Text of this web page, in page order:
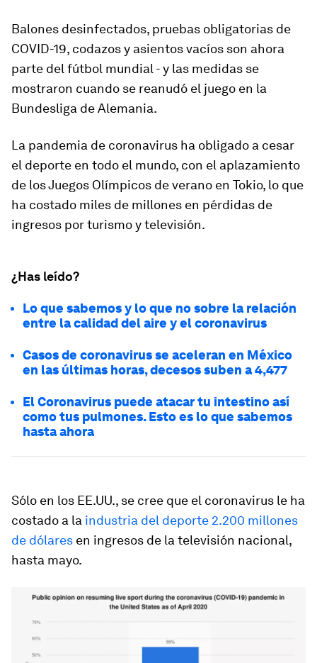
Balones desinfectados, pruebas obligatorias de
COVID-19, codazos y asientos vacíos son ahora
parte del fútbol mundial - y las medidas se
mostraron cuando se reanudó el juego en la
Bundesliga de Alemania.
La pandemia de coronavirus ha obligado a cesar
el deporte en todo el mundo, con el aplazamiento
de los Juegos Olímpicos de verano en Tokio, lo que
ha costado miles de millones en pérdidas de
ingresos por turismo y televisión.
¿Has leído?
Lo que sabemos y lo que no sobre la relación
entre la calidad del aire y el coronavirus
Casos de coronavirus se aceleran en México
en las últimas horas, decesos suben a 4,477
El Coronavirus puede atacar tu intestino así
como tus pulmones. Esto es lo que sabemos
hasta ahora
Sólo en los EE.UU., se cree que el coronavirus le ha
costado a la industria del deporte 2.200 millones
de dólares en ingresos de la televisión nacional,
hasta mayo.